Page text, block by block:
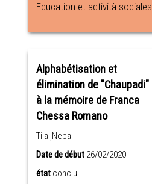
Education et actività sociales
Alphabétisation et
élimination de "Chaupadi"
à la mémoire de Franca
Chessa Romano
Tila ,Nepal
Date de début 26/02/2020
état conclu